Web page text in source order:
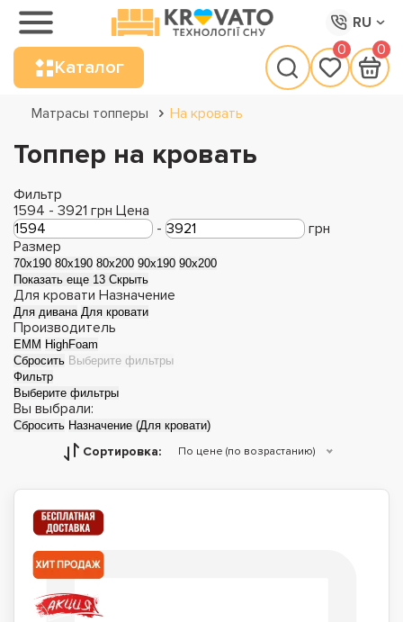
RU
Каталог
0 0
Матрасы топперы На кровать
Топпер на кровать
Фильтр
1594 - 3921 грн Цена
-
грн
Размер
70x190 80x190 80x200 90x190 90x200
Показать еще 13 Скрыть
Для кровати Назначение
Для дивана Для кровати
Производитель
EMM HighFoam
Сбросить Выберите фильтры
Фильтр
Выберите фильтры
Вы выбрали:
Сбросить Назначение (Для кровати)
Сортировка: По цене (по возрастанию)